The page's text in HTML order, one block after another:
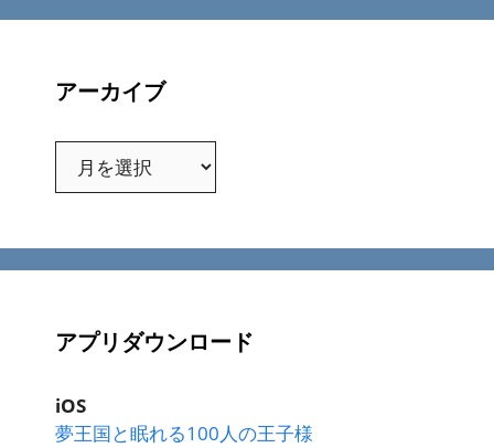
アーカイブ
ブ
アプリダウンロード
iOS
夢王国と眠れる100人の王子様